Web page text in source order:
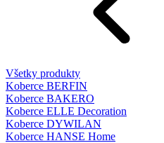
Všetky produkty
Koberce BERFIN
Koberce BAKERO
Koberce ELLE Decoration
Koberce DYWILAN
Koberce HANSE Home